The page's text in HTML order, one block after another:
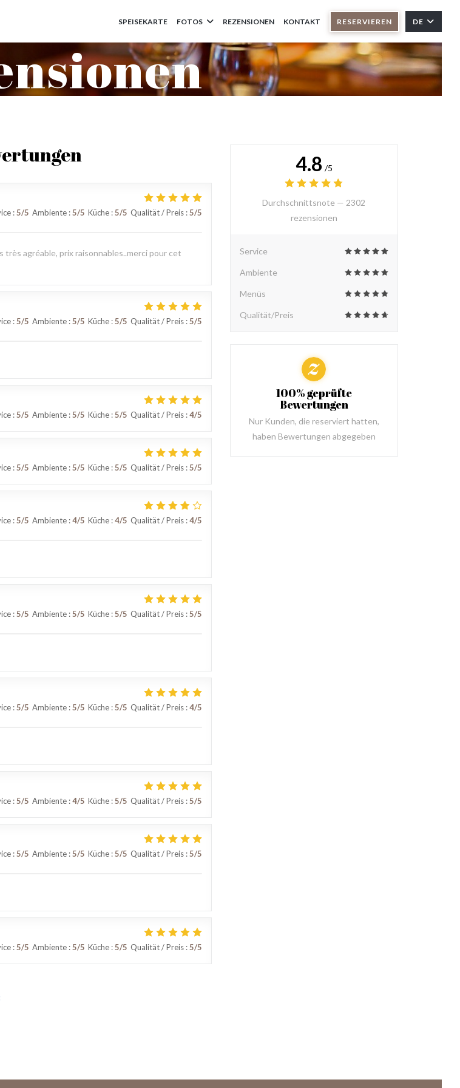
SPEISEKARTE FOTOS REZENSIONEN KONTAKT RESERVIEREN DE
: 5/5 Ambiente: 5/5 Küche: 5/5 Qualität / Preis: 5/5
agréable, prix raisonnables..merci pour cet
: 5/5 Ambiente: 5/5 Küche: 5/5 Qualität / Preis: 5/5
: 5/5 Ambiente: 5/5 Küche: 5/5 Qualität / Preis: 4/5
: 5/5 Ambiente: 5/5 Küche: 5/5 Qualität / Preis: 5/5
: 5/5 Ambiente: 4/5 Küche: 4/5 Qualität / Preis: 4/5
: 5/5 Ambiente: 5/5 Küche: 5/5 Qualität / Preis: 5/5
: 5/5 Ambiente: 5/5 Küche: 5/5 Qualität / Preis: 4/5
: 5/5 Ambiente: 4/5 Küche: 5/5 Qualität / Preis: 5/5
: 5/5 Ambiente: 5/5 Küche: 5/5 Qualität / Preis: 5/5
: 5/5 Ambiente: 5/5 Küche: 5/5 Qualität / Preis: 5/5
4.8 /5
Durchschnittsnote — 2302
rezensionen
Service
Ambiente
Menüs
Qualität/Preis
100% geprüfte
Bewertungen
Nur Kunden, die reserviert hatten,
haben Bewertungen abgegeben